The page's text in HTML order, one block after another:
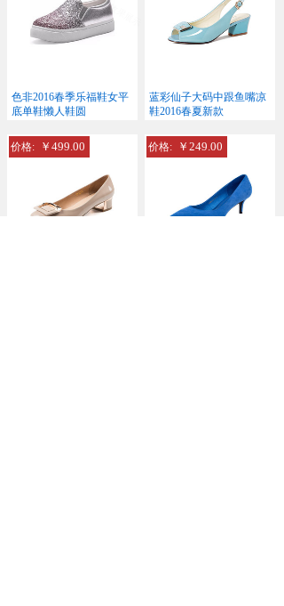
色非2016春季乐福鞋女平
底单鞋懒人鞋圆
蓝彩仙子大码中跟鱼嘴凉
鞋2016春夏新款
价格: ￥499.00 价格: ￥249.00